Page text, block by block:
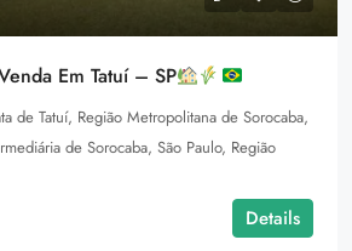
Em Tatuí – SP
de Tatuí, Região Metropolitana de Sorocaba,
de Sorocaba, São Paulo, Região
Details